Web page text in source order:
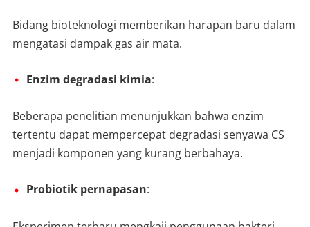
Bidang bioteknologi memberikan harapan baru dalam
mengatasi dampak gas air mata.
Enzim degradasi kimia:
Beberapa penelitian menunjukkan bahwa enzim
tertentu dapat mempercepat degradasi senyawa CS
menjadi komponen yang kurang berbahaya.
Probiotik pernapasan: